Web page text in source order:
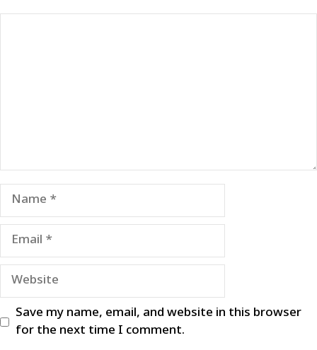
Name
Email
Website
Save my name, email, and website in this browser
for the next time I comment.